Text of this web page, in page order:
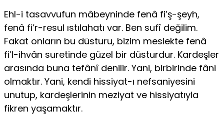
Ehl-i tasavvufun mâbeyninde fenâ fi’ş-şeyh,
fenâ fi’r-resul ıstılahatı var. Ben sufî değilim.
Fakat onların bu düsturu, bizim meslekte fenâ
fi’l-ihvân suretinde güzel bir düsturdur. Kardeşler
arasında buna tefânî denilir. Yani, birbirinde fâni
olmaktır. Yani, kendi hissiyat-ı nefsaniyesini
unutup, kardeşlerinin meziyat ve hissiyatıyla
fikren yaşamaktır.